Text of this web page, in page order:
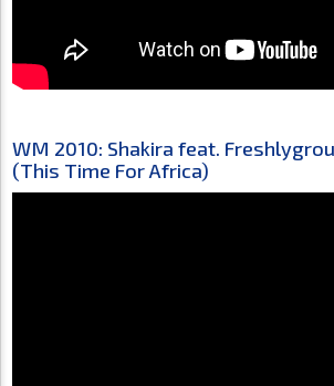
WM 2010: Shakira feat.
(This Time For Africa)